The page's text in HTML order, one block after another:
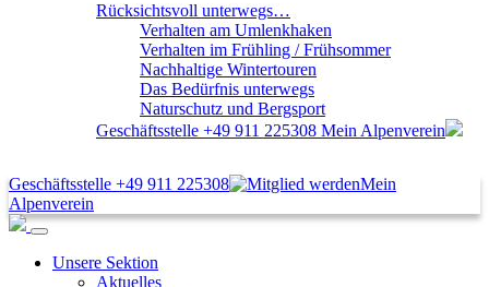
Rücksichtsvoll unterwegs…
Verhalten am Umlenkhaken
Verhalten im Frühling / Frühsommer
Nachhaltige Wintertouren
Das Bedürfnis unterwegs
Naturschutz und Bergsport
Geschäftsstelle +49 911 225308 Mein Alpenverein
Geschäftsstelle +49 911 225308
Mein
Alpenverein
Unsere Sektion
Aktuelles